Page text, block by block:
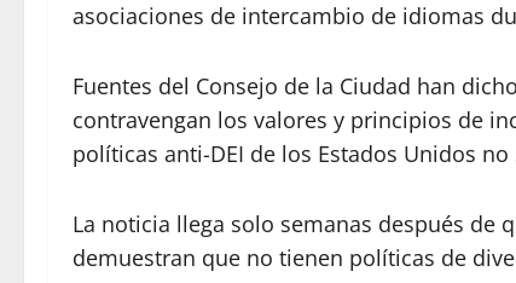
asociaciones de intercambio de idiomas
Fuentes del Consejo de la Ciudad han
contravengan los valores y principios de
políticas anti-DEI de los Estados Unidos
La noticia llega solo semanas después de
demuestran que no tienen políticas de